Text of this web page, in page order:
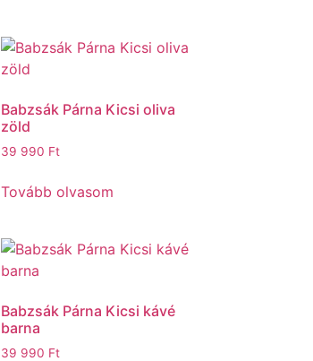
Babzsák Párna Kicsi oliva
zöld
39 990 Ft
Tovább olvasom
Babzsák Párna Kicsi kávé
barna
39 990 Ft